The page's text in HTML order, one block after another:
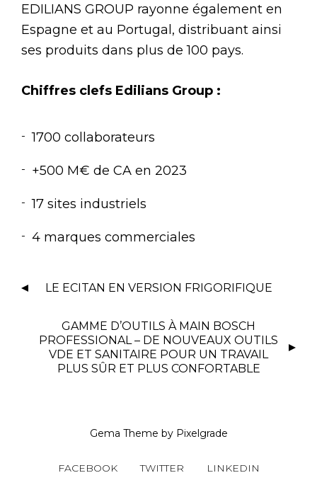
EDILIANS GROUP rayonne également en
Espagne et au Portugal, distribuant ainsi
ses produits dans plus de 100 pays.
Chiffres clefs Edilians Group :
1700 collaborateurs
+500 M€ de CA en 2023
17 sites industriels
4 marques commerciales
LE ECITAN EN VERSION FRIGORIFIQUE
GAMME D’OUTILS À MAIN BOSCH
PROFESSIONAL – DE NOUVEAUX OUTILS
VDE ET SANITAIRE POUR UN TRAVAIL
PLUS SÛR ET PLUS CONFORTABLE
Gema Theme by Pixelgrade
FACEBOOK TWITTER LINKEDIN